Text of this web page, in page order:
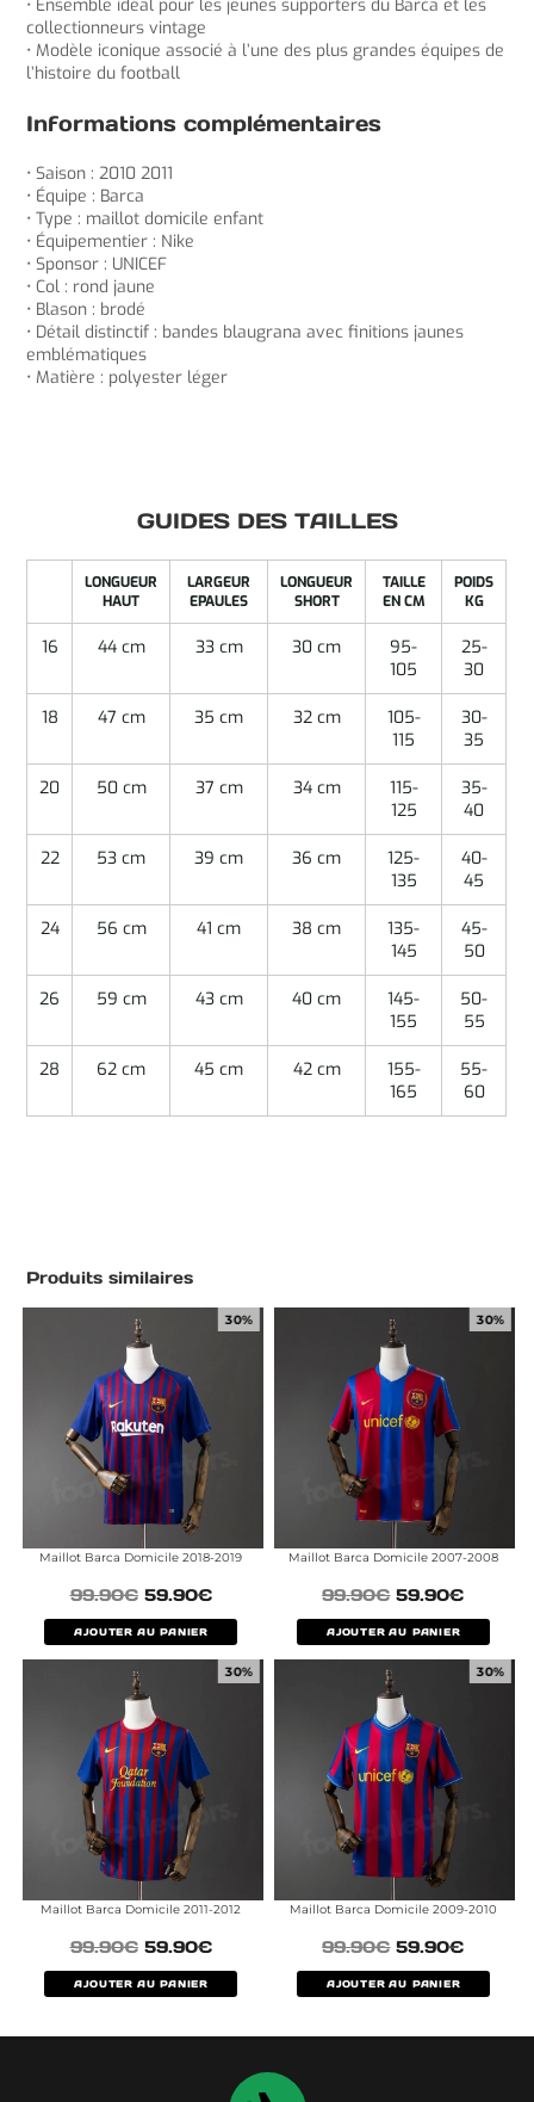
• Ensemble idéal pour les jeunes supporters du Barca et les
collectionneurs vintage
• Modèle iconique associé à l’une des plus grandes équipes de
l’histoire du football
Informations complémentaires
• Saison : 2010 2011
• Équipe : Barca
• Type : maillot domicile enfant
• Équipementier : Nike
• Sponsor : UNICEF
• Col : rond jaune
• Blason : brodé
• Détail distinctif : bandes blaugrana avec finitions jaunes
emblématiques
• Matière : polyester léger
GUIDES DES TAILLES
LONGUEUR
HAUT
LARGEUR
EPAULES
LONGUEUR
SHORT
TAILLE
EN CM
POIDS
KG
16 44 cm 33 cm 30 cm
95-
105
25-
30
18 47 cm 35 cm 32 cm
105-
115
30-
35
20 50 cm 37 cm 34 cm
115-
125
35-
40
22 53 cm 39 cm 36 cm
125-
135
40-
45
24 56 cm 41 cm 38 cm
135-
145
45-
50
26 59 cm 43 cm 40 cm
145-
155
50-
55
28 62 cm 45 cm 42 cm
155-
165
55-
60
Produits similaires
30%
Maillot Barca Domicile 2018-2019
99.90€ 59.90€
AJOUTER AU PANIER
30%
Maillot Barca Domicile 2007-2008
99.90€ 59.90€
AJOUTER AU PANIER
30%
Maillot Barca Domicile 2011-2012
99.90€ 59.90€
AJOUTER AU PANIER
30%
Maillot Barca Domicile 2009-2010
99.90€ 59.90€
AJOUTER AU PANIER